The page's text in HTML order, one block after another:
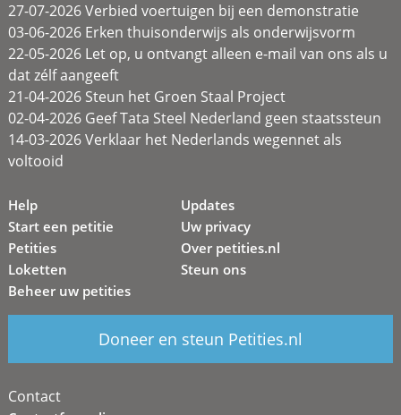
27-07-2026 Verbied voertuigen bij een demonstratie
03-06-2026 Erken thuisonderwijs als onderwijsvorm
22-05-2026 Let op, u ontvangt alleen e-mail van ons als u
dat zélf aangeeft
21-04-2026 Steun het Groen Staal Project
02-04-2026 Geef Tata Steel Nederland geen staatssteun
14-03-2026 Verklaar het Nederlands wegennet als
voltooid
Help
Start een petitie
Petities
Loketten
Beheer uw petities
Updates
Uw privacy
Over petities.nl
Steun ons
Doneer en steun Petities.nl
Contact